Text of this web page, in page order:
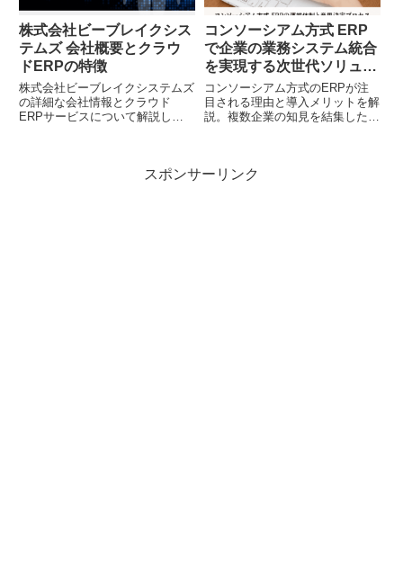
株式会社ビーブレイクシス
テムズ 会社概要とクラウ
ドERPの特徴
株式会社ビーブレイクシステムズ
の詳細な会社情報とクラウド
ERPサービスについて解説した
みなど、企業向けソフトウェア選
コンソーシアム方式 ERP
で企業の業務システム統合
を実現する次世代ソリュー
ション
コンソーシアム方式のERPが注
目される理由と導入メリットを解
説。複数企業の知見を結集した統
ませんか？
スポンサーリンク